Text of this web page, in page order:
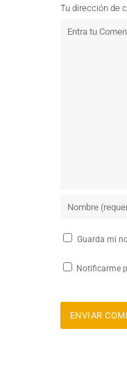
Tu dirección de
Guarda mi
Notificarme